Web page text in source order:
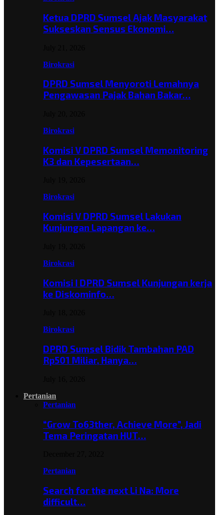
Ketua DPRD Sumsel Ajak Masyarakat
Sukseskan Sensus Ekonomi…
Birokrasi
DPRD Sumsel Menyoroti Lemahnya
Pengawasan Pajak Bahan Bakar…
Birokrasi
Komisi V DPRD Sumsel Memonitoring
K3 dan Kepesertaan…
Birokrasi
Komisi V DPRD Sumsel Lakukan
Kunjungan Lapangan ke…
Birokrasi
Komisi I DPRD Sumsel Kunjungan kerja
ke Diskominfo…
Birokrasi
DPRD Sumsel Bidik Tambahan PAD
Rp501 Miliar, Hanya…
Pertanian
Pertanian
“Grow To63ther, Achieve More”, Jadi
Tema Peringatan HUT…
Pertanian
Search for the next Li Na: More
difficult…